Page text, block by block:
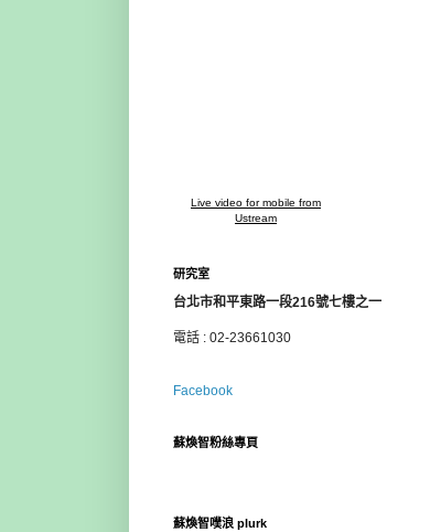
Live video for mobile from
Ustream
研究室
台北市和平東路一段216號七樓之一
電話 : 02-23661030
Facebook
蘇煥智粉絲專頁
蘇煥智噗浪 plurk